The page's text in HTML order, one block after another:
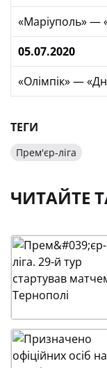
«Маріуполь» —
05.07.2020
«Олімпік» —
ТЕГИ
Прем'єр-ліга
ЧИТАЙТЕ